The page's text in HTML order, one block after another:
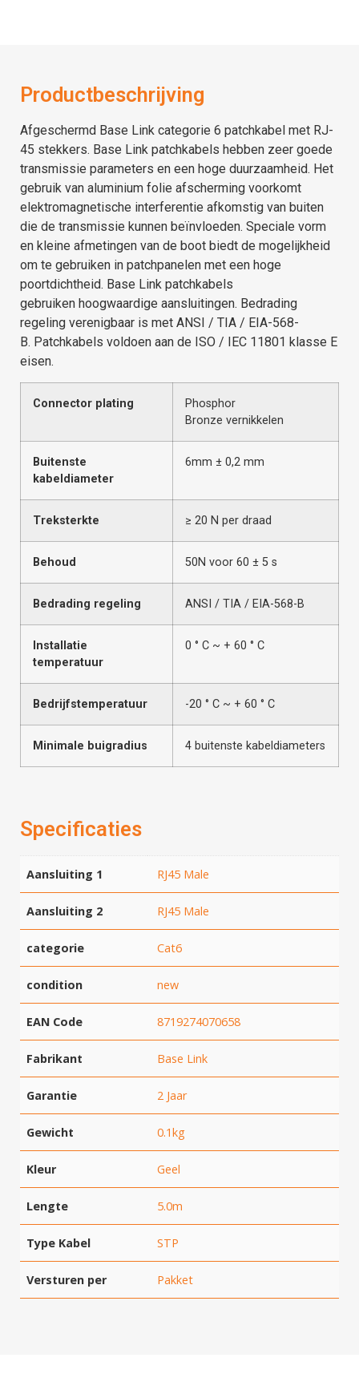
Productbeschrijving
Afgeschermd Base Link categorie 6 patchkabel met RJ-
45 stekkers. Base Link patchkabels hebben zeer goede
transmissie parameters en een hoge duurzaamheid. Het
gebruik van aluminium folie afscherming voorkomt
elektromagnetische interferentie afkomstig van buiten
die de transmissie kunnen beïnvloeden. Speciale vorm
en kleine afmetingen van de boot biedt de mogelijkheid
om te gebruiken in patchpanelen met een hoge
poortdichtheid. Base Link patchkabels
gebruiken hoogwaardige aansluitingen. Bedrading
regeling verenigbaar is met ANSI / TIA / EIA-568-
B. Patchkabels voldoen aan de ISO / IEC 11801 klasse E
eisen.
Connector plating
Phosphor
Bronze vernikkelen
Buitenste
kabeldiameter
6mm ± 0,2 mm
Treksterkte ≥ 20 N per draad
Behoud 50N voor 60 ± 5 s
Bedrading regeling ANSI / TIA / EIA-568-B
Installatie
temperatuur
0 ° C ~ + 60 ° C
Bedrijfstemperatuur -20 ° C ~ + 60 ° C
Minimale buigradius 4 buitenste kabeldiameters
Specificaties
Aansluiting 1 RJ45 Male
Aansluiting 2 RJ45 Male
categorie Cat6
condition new
EAN Code 8719274070658
Fabrikant Base Link
Garantie 2 Jaar
Gewicht 0.1kg
Kleur Geel
Lengte 5.0m
Type Kabel STP
Versturen per Pakket